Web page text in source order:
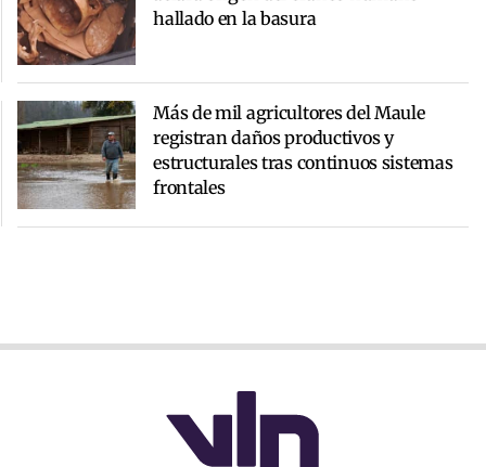
hallado en la basura
Más de mil agricultores del Maule
registran daños productivos y
estructurales tras continuos sistemas
frontales